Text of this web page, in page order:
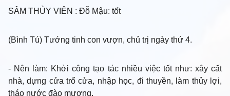
SÂM THỦY VIÊN : Đỗ Mậu: tốt
(Bình Tú) Tướng tinh con vượn, chủ trị ngày thứ 4.
- Nên làm: Khởi công tạo tác nhiều việc tốt như: xây cất
nhà, dựng cửa trổ cửa, nhập học, đi thuyền, làm thủy lợi,
tháo nước đào mương.